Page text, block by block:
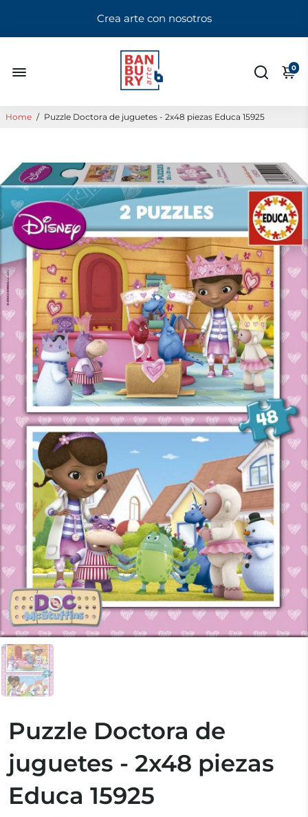
Crea arte con nosotros
0
Home / Puzzle Doctora de juguetes - 2x48 piezas Educa 15925
Puzzle Doctora de
juguetes - 2x48 piezas
Educa 15925